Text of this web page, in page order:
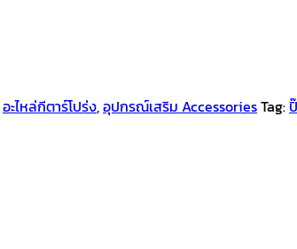
อะไหล่กีตาร์โปร่ง,อุปกรณ์เสริม AccessoriesTag: